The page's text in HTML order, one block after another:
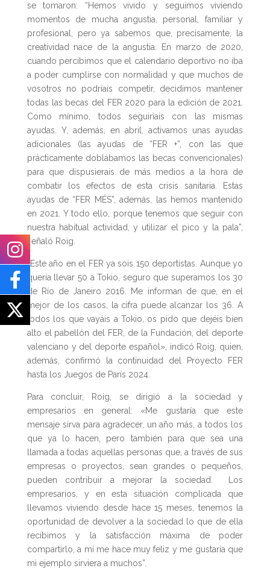
se tomaron: “Hemos vivido y seguimos viviendo
momentos de mucha angustia, personal, familiar y
profesional, pero ya sabemos que, precisamente, la
creatividad nace de la angustia. En marzo de 2020,
cuando percibimos que el calendario deportivo no iba
a poder cumplirse con normalidad y que muchos de
vosotros no podríais competir, decidimos mantener
todas las becas del FER 2020 para la edición de 2021.
Como mínimo, todos seguiríais con las mismas
ayudas. Y, además, en abril, activamos unas ayudas
adicionales (las ayudas de “FER +”, con las que
prácticamente doblábamos las becas convencionales)
para que dispusierais de más medios a la hora de
combatir los efectos de esta crisis sanitaria. Estas
ayudas de “FER MÉS”, además, las hemos mantenido
en 2021. Y todo ello, porque tenemos que seguir con
nuestra habitual actividad, y utilizar el pico y la pala”,
señaló Roig.
“Este año en el FER ya sois 150 deportistas. Aunque yo
quería llevar 50 a Tokio, seguro que superamos los 30
de Río de Janeiro 2016. Me informan de que, en el
mejor de los casos, la cifra puede alcanzar los 36. A
todos los que vayáis a Tokio, os pido que dejéis bien
alto el pabellón del FER, de la Fundación, del deporte
valenciano y del deporte español», indicó Roig, quien,
además, confirmó la continuidad del Proyecto FER
hasta los Juegos de París 2024.
Para concluir, Roig, se dirigió a la sociedad y
empresarios en general: «Me gustaría que este
mensaje sirva para agradecer, un año más, a todos los
que ya lo hacen, pero también para que sea una
llamada a todas aquellas personas que, a través de sus
empresas o proyectos, sean grandes o pequeños,
pueden contribuir a mejorar la sociedad. Los
empresarios, y en esta situación complicada que
llevamos viviendo desde hace 15 meses, tenemos la
oportunidad de devolver a la sociedad lo que de ella
recibimos y la satisfacción máxima de poder
compartirlo, a mí me hace muy feliz y me gustaría que
mi ejemplo sirviera a muchos”.